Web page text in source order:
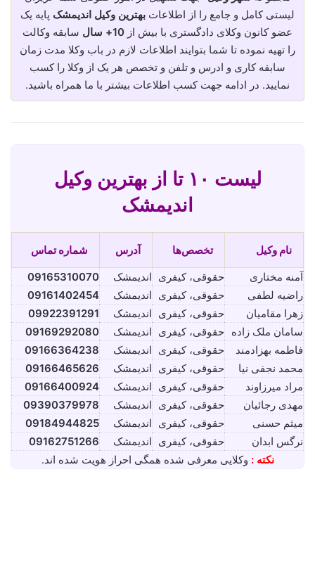
لیستی کامل و جامع را از اطلاعات بهترین وکیل اندیمشک پایه یک
عضو کانون وکلای دادگستری با بیش از 10+ سال
سابقه وکالت
را تهیه نموده تا شما بتوایند اطلاعات لازم در باب وکلا مدت زمان
سابقه کاری و ادرس و تلفن و تخصص هر یک از وکلا را کسب
نمایید. در ادامه جهت کسب اطلاعات بیشتر با ما همراه باشید.
لیست ۱۰ تا از بهترین وکیل
اندیمشک
نام وکیل تخصص‌ها آدرس
شماره تماس
آمنه مختاری
حقوقی، کیفری اندیمشک
09165310070
راضیه لطفی
حقوقی، کیفری اندیمشک
09161402454
زهرا مقامیان
حقوقی، کیفری اندیمشک
09922391291
سامان ملک زاده حقوقی، کیفری اندیمشک
09169292080
فاطمه بهزادمند
حقوقی، کیفری اندیمشک
09166364238
محمد نجفی نیا
حقوقی، کیفری اندیمشک
09166465626
مراد میرزاوند
حقوقی، کیفری اندیمشک
09166400924
مهدی رجائیان
حقوقی، کیفری اندیمشک
09390379978
میثم حسنی
حقوقی، کیفری اندیمشک
09184944825
نرگس ابدان
حقوقی، کیفری اندیمشک
09162751266
نکته : وکلایی معرفی شده همگی احراز هویت شده اند.